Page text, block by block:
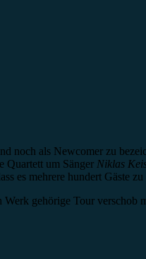
noch als Newcomer zu
Quartett um Sänger Niklas
es mehrere hundert Gäste
Werk gehörige Tour verschob